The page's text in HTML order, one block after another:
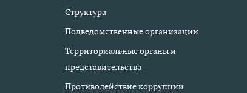
Структура
Подведомственные организации
Территориальные органы и
представительства
Противодействие коррупции